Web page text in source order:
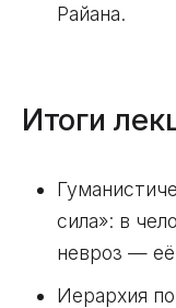
Райана.
Итоги
сила»: в
невроз —
Иерархия